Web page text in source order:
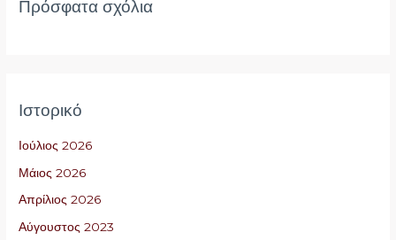
Πρόσφατα σχόλια
Ιστορικό
Ιούλιος 2026
Μάιος 2026
Απρίλιος 2026
Αύγουστος 2023